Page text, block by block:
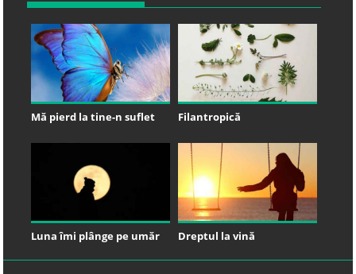
Mă pierd la tine-n suflet Filantropică
Luna îmi plânge pe umăr Dreptul la vină